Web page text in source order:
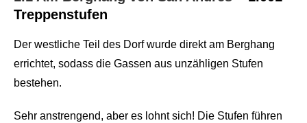
Treppenstufen
Der westliche Teil des Dorf wurde direkt am Berghang
errichtet, sodass die Gassen aus unzähligen Stufen
bestehen.
Sehr anstrengend, aber es lohnt sich! Die Stufen führen